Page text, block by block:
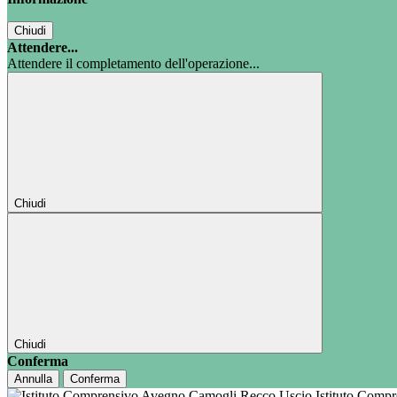
Chiudi
Attendere...
Attendere il completamento dell'operazione...
Chiudi
Chiudi
Conferma
Annulla Conferma